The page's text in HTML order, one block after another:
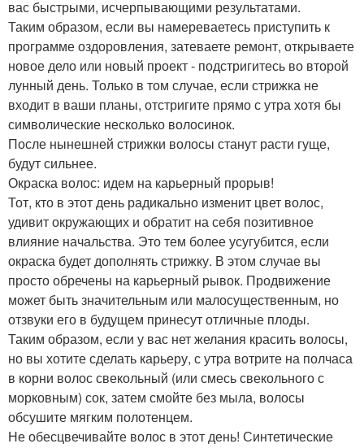
вас быстрыми, исчерпывающими результатами.
Таким образом, если вы намереваетесь приступить к
программе оздоровления, затеваете ремонт, открываете
новое дело или новый проект - подстригитесь во второй
лунный день. Только в том случае, если стрижка не
входит в ваши планы, отстригите прямо с утра хотя бы
символические несколько волосинок.
После нынешней стрижки волосы станут расти гуще,
будут сильнее.
Окраска волос: идем на карьерный прорыв!
Тот, кто в этот день радикально изменит цвет волос,
удивит окружающих и обратит на себя позитивное
влияние начальства. Это тем более усугубится, если
окраска будет дополнять стрижку. В этом случае вы
просто обречены на карьерный рывок. Продвижение
может быть значительным или малосущественным, но
отзвуки его в будущем принесут отличные плоды.
Таким образом, если у вас нет желания красить волосы,
но вы хотите сделать карьеру, с утра вотрите на полчаса
в корни волос свекольный (или смесь свекольного с
морковным) сок, затем смойте без мыла, волосы
обсушите мягким полотенцем.
Не обесцвечивайте волос в этот день! Синтетические